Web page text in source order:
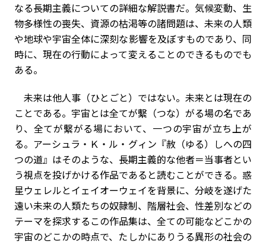
なる長期主義についての詳細な解説書だ。気候変動、生
物多様性の喪失、資源の枯渇等の諸問題は、未来の人類
や地球や宇宙全体に深刻な影響を及ぼすものであり、同
時に、現在の行動によって変えることのできるものでも
ある。
未来は他人事（ひとごと）ではない。未来とは現在の
ことである。宇宙とは全てが繫（つな）がる場の名であ
り、全てが繫がる場において、一つの宇宙が立ち上が
る。アーシュラ・Ｋ・ル・グィン『赦（ゆる）しへの四
つの道』はそのような、長期主義的な他者＝当事者とい
う視点を投げかける作品であると読むことができる。惑
星ウェレルとイェイオーウェイを背景に、分岐を遂げた
遠い未来の人類たちの奴隷制、階層社会、性差別などの
テーマを探求するこの作品集は、全ての可能などこかの
宇宙のどこかの時点で、たしかにありうる異形の社会の